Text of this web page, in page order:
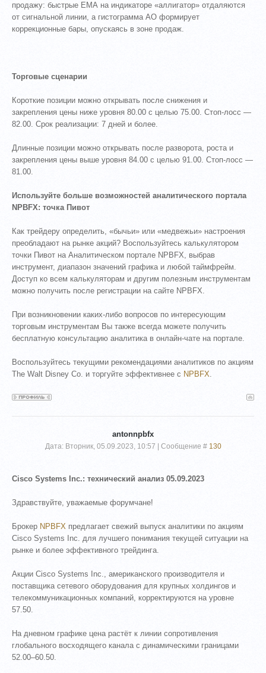
продажу: быстрые ЕМА на индикаторе «аллигатор» отдаляются
от сигнальной линии, а гистограмма АО формирует
коррекционные бары, опускаясь в зоне продаж.
Торговые сценарии
Короткие позиции можно открывать после снижения и
закрепления цены ниже уровня 80.00 с целью 75.00. Стоп-лосс —
82.00. Срок реализации: 7 дней и более.
Длинные позиции можно открывать после разворота, роста и
закрепления цены выше уровня 84.00 с целью 91.00. Стоп-лосс —
81.00.
Используйте больше возможностей аналитического портала
NPBFX: точка Пивот
Как трейдеру определить, «бычьи» или «медвежьи» настроения
преобладают на рынке акций? Воспользуйтесь калькулятором
точки Пивот на Аналитическом портале NPBFX, выбрав
инструмент, диапазон значений графика и любой таймфрейм.
Доступ ко всем калькуляторам и другим полезным инструментам
можно получить после регистрации на сайте NPBFX.
При возникновении каких-либо вопросов по интересующим
торговым инструментам Вы также всегда можете получить
бесплатную консультацию аналитика в онлайн-чате на портале.
Воспользуйтесь текущими рекомендациями аналитиков по акциям
The Walt Disney Co. и торгуйте эффективнее с NPBFX.
antonnpbfx
Дата: Вторник, 05.09.2023, 10:57 | Сообщение # 130
Cisco Systems Inc.: технический анализ 05.09.2023
Здравствуйте, уважаемые форумчане!
Брокер NPBFX предлагает свежий выпуск аналитики по акциям
Cisco Systems Inc. для лучшего понимания текущей ситуации на
рынке и более эффективного трейдинга.
Акции Cisco Systems Inc., американского производителя и
поставщика сетевого оборудования для крупных холдингов и
телекоммуникационных компаний, корректируются на уровне
57.50.
На дневном графике цена растёт к линии сопротивления
глобального восходящего канала с динамическими границами
52.00–60.50.